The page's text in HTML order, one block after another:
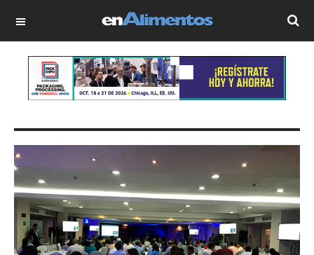
OFF CANVAS